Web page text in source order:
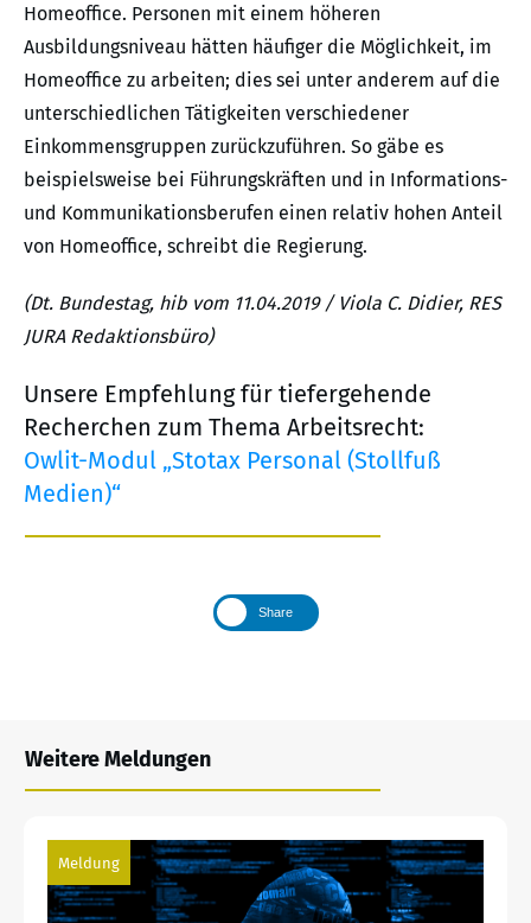
Homeoffice. Personen mit einem höheren
Ausbildungsniveau hätten häufiger die Möglichkeit, im
Homeoffice zu arbeiten; dies sei unter anderem auf die
unterschiedlichen Tätigkeiten verschiedener
Einkommensgruppen zurückzuführen. So gäbe es
beispielsweise bei Führungskräften und in Informations-
und Kommunikationsberufen einen relativ hohen Anteil
von Homeoffice, schreibt die Regierung.
(Dt. Bundestag, hib vom 11.04.2019 / Viola C. Didier, RES
JURA Redaktionsbüro)
Unsere Empfehlung für tiefergehende
Recherchen zum Thema Arbeitsrecht:
Owlit-Modul „Stotax Personal (Stollfuß
Medien)“
Share
Weitere Meldungen
Meldung